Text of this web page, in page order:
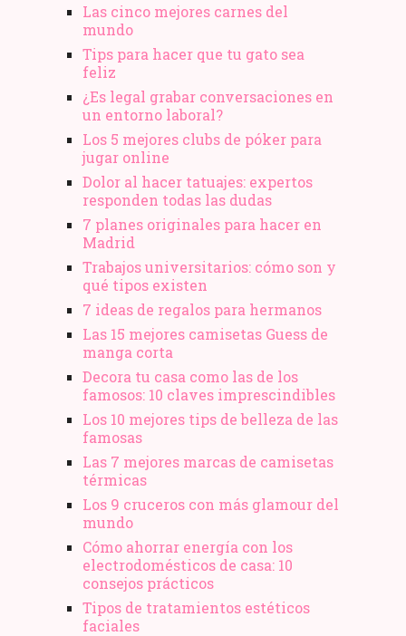
Las cinco mejores carnes del
mundo
Tips para hacer que tu gato sea
feliz
¿Es legal grabar conversaciones en
un entorno laboral?
Los 5 mejores clubs de póker para
jugar online
Dolor al hacer tatuajes: expertos
responden todas las dudas
7 planes originales para hacer en
Madrid
Trabajos universitarios: cómo son y
qué tipos existen
7 ideas de regalos para hermanos
Las 15 mejores camisetas Guess de
manga corta
Decora tu casa como las de los
famosos: 10 claves imprescindibles
Los 10 mejores tips de belleza de las
famosas
Las 7 mejores marcas de camisetas
térmicas
Los 9 cruceros con más glamour del
mundo
Cómo ahorrar energía con los
electrodomésticos de casa: 10
consejos prácticos
Tipos de tratamientos estéticos
faciales